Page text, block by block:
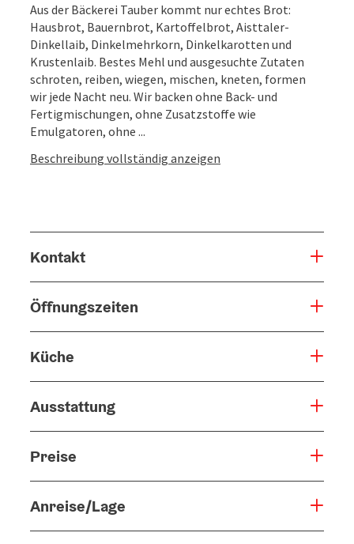
Aus der Bäckerei Tauber kommt nur echtes Brot:
Hausbrot, Bauernbrot, Kartoffelbrot, Aisttaler-
Dinkellaib, Dinkelmehrkorn, Dinkelkarotten und
Krustenlaib. Bestes Mehl und ausgesuchte Zutaten
schroten, reiben, wiegen, mischen, kneten, formen
wir jede Nacht neu. Wir backen ohne Back- und
Fertigmischungen, ohne Zusatzstoffe wie
Emulgatoren, ohne ...
Beschreibung vollständig anzeigen
Kontakt
Öffnungszeiten
Küche
Ausstattung
Preise
Anreise/Lage